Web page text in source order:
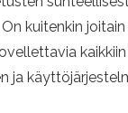
kuitenkin
ja